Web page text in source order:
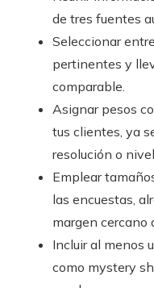
de tres fuentes
Seleccionar
pertinentes y
comparable.
Asignar pesos
tus clientes, ya
resolución o
Emplear
las encuestas,
margen cercano
Incluir al menos
como mystery